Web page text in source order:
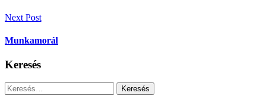
Next Post
Munkamorál
Keresés
Keresés: